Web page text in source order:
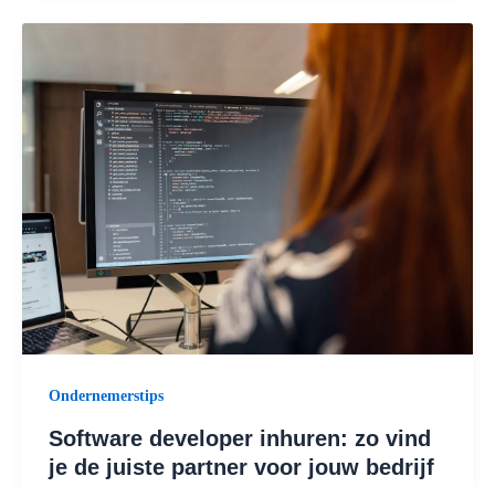
Ondernemerstips
Software developer inhuren: zo vind
je de juiste partner voor jouw bedrijf